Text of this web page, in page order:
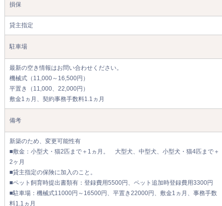
損保
貸主指定
駐車場
最新の空き情報はお問い合わせください。
機械式（11,000～16,500円）
平置き（11,000、22,000円）
敷金1ヵ月、契約事務手数料1.1ヵ月
備考
新築のため、変更可能性有
■敷金：小型犬・猫2匹まで＋1ヵ月。 大型犬、中型犬、小型犬・猫4匹まで＋
2ヶ月
■貸主指定の保険に加入のこと。
■ペット飼育時提出書類有：登録費用5500円、ペット追加時登録費用3300円
■駐車場：機械式11000円～16500円、平置き22000円、敷金1ヵ月、事務手数
料1.1ヵ月